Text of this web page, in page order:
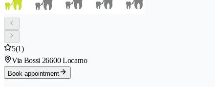
5(1)
Via Bossi 26600 Locarno
Book appointment